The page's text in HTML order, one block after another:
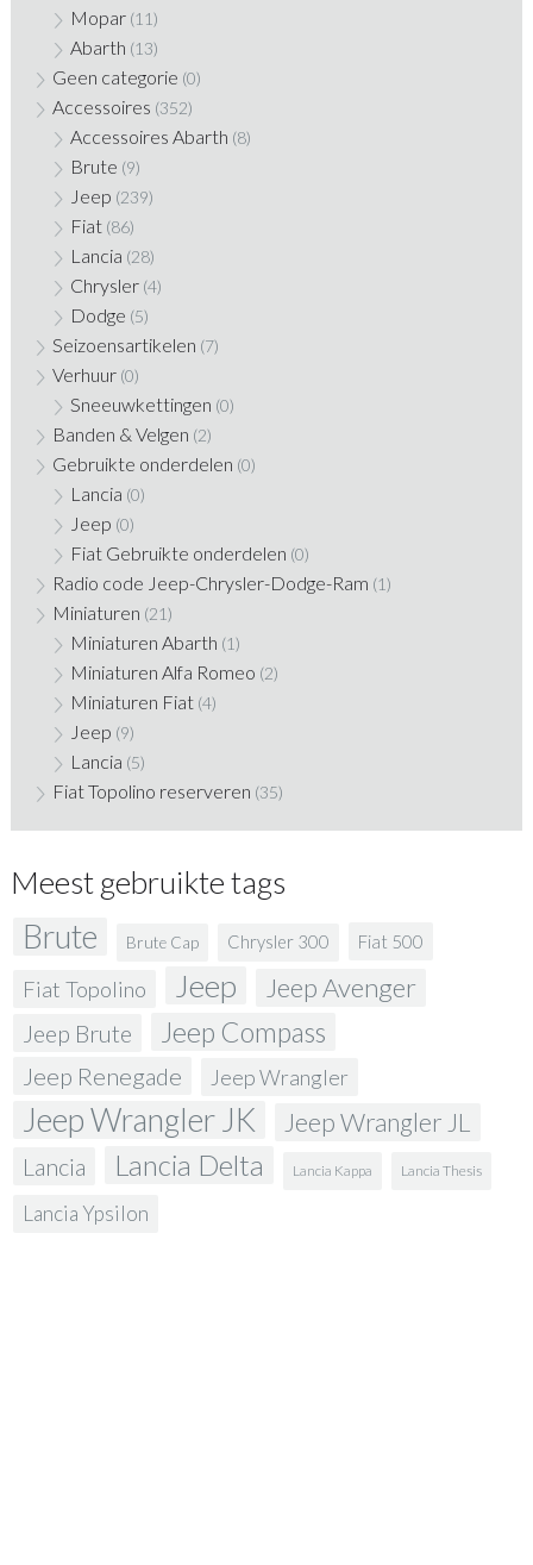
Mopar (11)
Abarth (13)
Geen categorie (0)
Accessoires (352)
Accessoires Abarth (8)
Brute (9)
Jeep (239)
Fiat (86)
Lancia (28)
Chrysler (4)
Dodge (5)
Seizoensartikelen (7)
Verhuur (0)
Sneeuwkettingen (0)
Banden & Velgen (2)
Gebruikte onderdelen (0)
Lancia (0)
Jeep (0)
Fiat Gebruikte onderdelen (0)
Radio code Jeep-Chrysler-Dodge-Ram (1)
Miniaturen (21)
Miniaturen Abarth (1)
Miniaturen Alfa Romeo (2)
Miniaturen Fiat (4)
Jeep (9)
Lancia (5)
Fiat Topolino reserveren (35)
Meest gebruikte tags
Brute Brute Cap Chrysler 300 Fiat 500
Fiat Topolino Jeep Jeep Avenger
Jeep Brute Jeep Compass
Jeep Renegade Jeep Wrangler
Jeep Wrangler JK Jeep Wrangler JL
Lancia Lancia Delta Lancia Kappa Lancia Thesis
Lancia Ypsilon